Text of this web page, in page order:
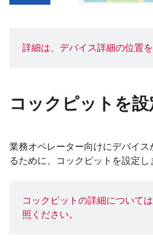
詳細は、 デバイス詳細の位置
コックピットを
業務オペレーター向けにデバイ
るために、コックピットを設定し
コックピットの詳細については
照ください。